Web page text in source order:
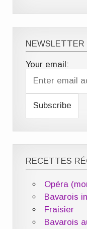
NEWSLETTER
Your email:
RECETTES
Opéra
Bavarois
Fraisier
Bavarois